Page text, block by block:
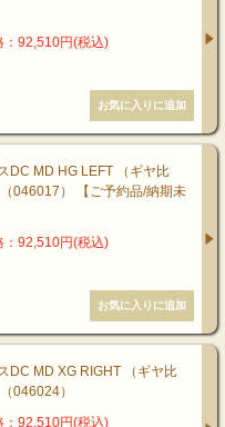
：92,510円(税込)
MD HG LEFT （ギヤ比
046017） 【ご予約品/納期未
：92,510円(税込)
MD XG RIGHT （ギヤ比
046024）
：92,510円(税込)